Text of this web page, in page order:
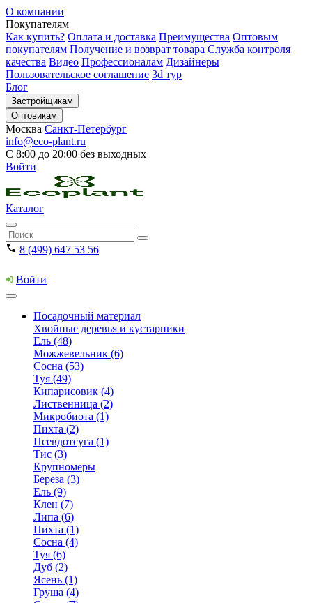
О компании
Покупателям
Как купить? Оплата и доставка Преимущества Оптовым
покупателям Получение и возврат товара Служба контроля
качества Видео Профессионалам Дизайнеры
Пользовательское соглашение 3d тур
Блог
Застройщикам
Оптовикам
Москва Санкт-Петербург
info@eco-plant.ru
С 8:00 до 20:00 без выходных
Войти
Каталог
8 (499) 647 53 56
Войти
Посадочный материал
Хвойные деревья и кустарники
Ель (48)
Можжевельник (6)
Сосна (53)
Туя (49)
Кипарисовик (4)
Лиственница (2)
Микробиота (1)
Пихта (2)
Псевдотсуга (1)
Тис (3)
Крупномеры
Береза (3)
Ель (9)
Клен (7)
Липа (6)
Пихта (1)
Сосна (4)
Туя (6)
Дуб (2)
Ясень (1)
Груша (4)